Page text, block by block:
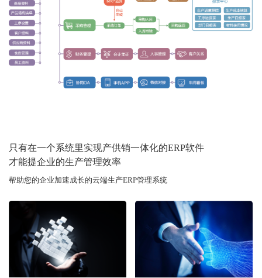
只有在一个系统里实现产供销一体化的ERP软件
才能提企业的生产管理效率
帮助您的企业加速成长的云端生产ERP管理系统